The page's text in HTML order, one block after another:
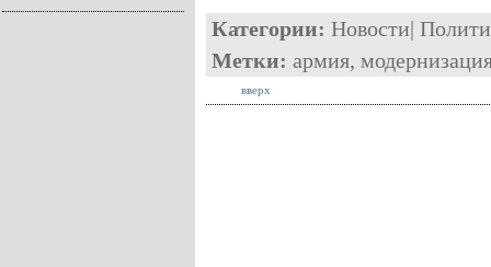
Категории: Новости|
Метки: армия,
вверх